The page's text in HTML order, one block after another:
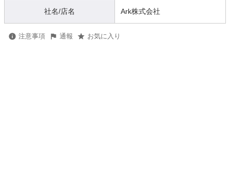
社名/店名 Ark株式会社
注意事項 通報 お気に入り